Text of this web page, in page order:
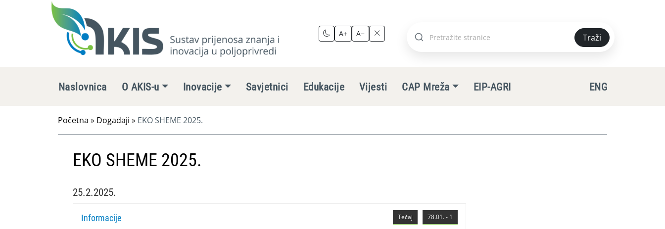
A+ A−
Pretraži
Traži
Naslovnica O AKIS-u Inovacije Savjetnici Edukacije Vijesti CAP Mreža EIP-AGRI ENG
Početna » Događaji » EKO SHEME 2025.
EKO SHEME 2025.
25.2.2025.
78.01. - 1
Tečaj
Informacije